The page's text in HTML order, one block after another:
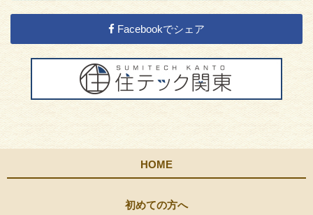
Facebookでシェア
HOME
初めての方へ